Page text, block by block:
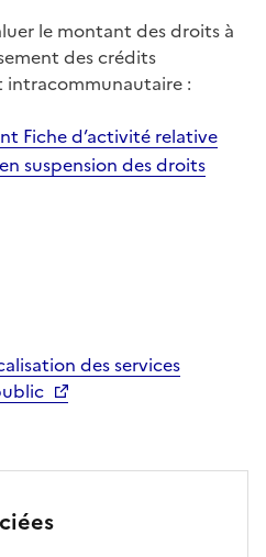
le montant des droits à
des crédits
intracommunautaire :
Fiche d’activité relative
suspension des droits
des services